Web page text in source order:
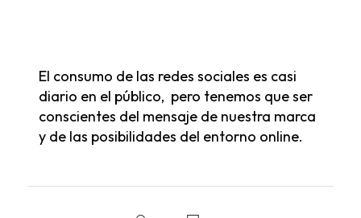
El consumo de las redes sociales es casi
diario en el público, pero tenemos que ser
conscientes del mensaje de nuestra marca
y de las posibilidades del entorno online.